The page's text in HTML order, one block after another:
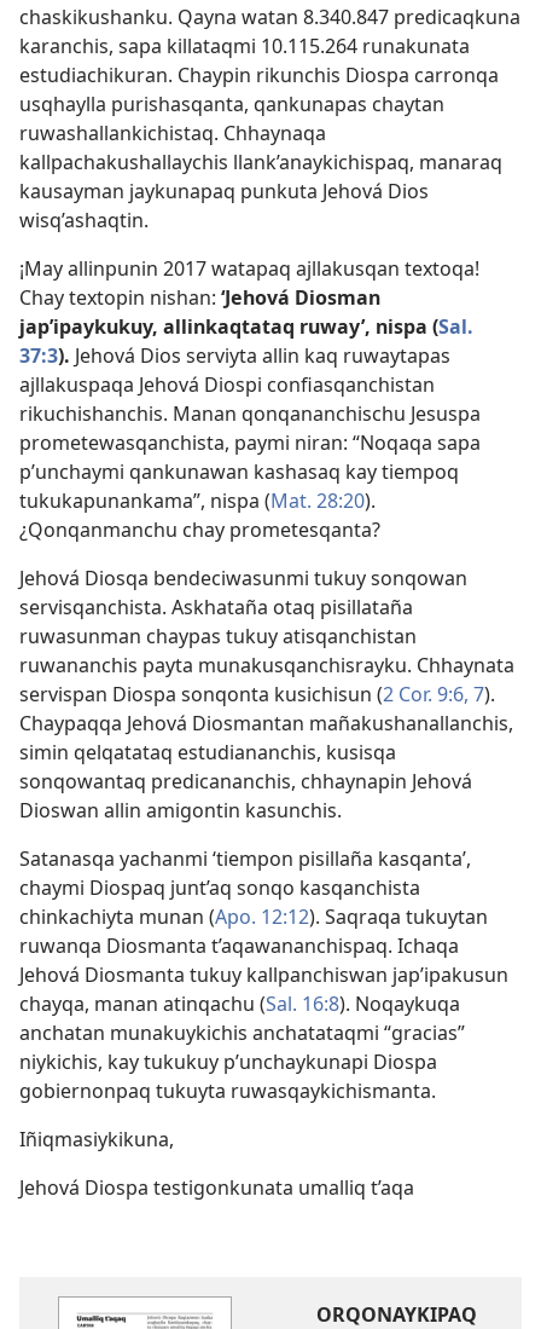
chaskikushanku. Qayna watan 8.340.847 predicaqkuna
karanchis, sapa killataqmi 10.115.264 runakunata
estudiachikuran. Chaypin rikunchis Diospa carronqa
usqhaylla purishasqanta, qankunapas chaytan
ruwashallankichistaq. Chhaynaqa
kallpachakushallaychis llank’anaykichispaq, manaraq
kausayman jaykunapaq punkuta Jehová Dios
wisq’ashaqtin.
¡May allinpunin 2017 watapaq ajllakusqan textoqa!
Chay textopin nishan: ‘Jehová Diosman
jap’ipaykukuy, allinkaqtataq ruway’, nispa (Sal.
37:3). Jehová Dios serviyta allin kaq ruwaytapas
ajllakuspaqa Jehová Diospi confiasqanchistan
rikuchishanchis. Manan qonqananchischu Jesuspa
prometewasqanchista, paymi niran: “Noqaqa sapa
p’unchaymi qankunawan kashasaq kay tiempoq
tukukapunankama”, nispa (Mat. 28:20).
¿Qonqanmanchu chay prometesqanta?
Jehová Diosqa bendeciwasunmi tukuy sonqowan
servisqanchista. Askhataña otaq pisillataña
ruwasunman chaypas tukuy atisqanchistan
ruwananchis payta munakusqanchisrayku. Chhaynata
servispan Diospa sonqonta kusichisun (2 Cor. 9:6, 7).
Chaypaqqa Jehová Diosmantan mañakushanallanchis,
simin qelqatataq estudiananchis, kusisqa
sonqowantaq predicananchis, chhaynapin Jehová
Dioswan allin amigontin kasunchis.
Satanasqa yachanmi ‘tiempon pisillaña kasqanta’,
chaymi Diospaq junt’aq sonqo kasqanchista
chinkachiyta munan (Apo. 12:12). Saqraqa tukuytan
ruwanqa Diosmanta t’aqawananchispaq. Ichaqa
Jehová Diosmanta tukuy kallpanchiswan jap’ipakusun
chayqa, manan atinqachu (Sal. 16:8). Noqaykuqa
anchatan munakuykichis anchatataqmi “gracias”
niykichis, kay tukukuy p’unchaykunapi Diospa
gobiernonpaq tukuyta ruwasqaykichismanta.
Iñiqmasiykikuna,
Jehová Diospa testigonkunata umalliq t’aqa
ORQONAYKIPAQ